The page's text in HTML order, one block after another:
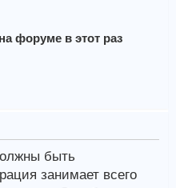
форуме в этот раз
быть
занимает всего